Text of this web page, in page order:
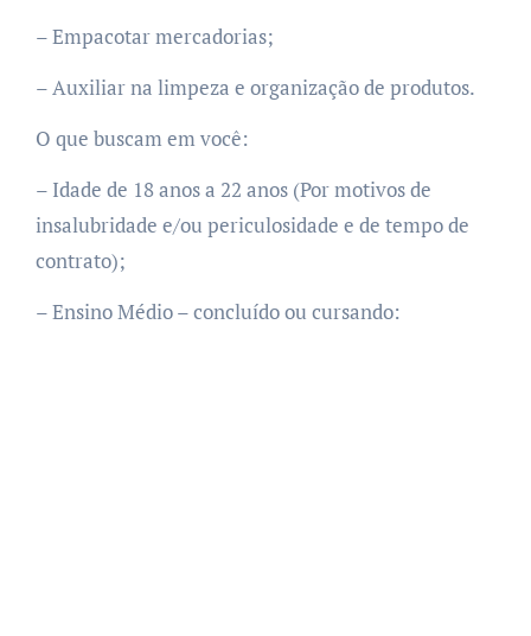
– Empacotar mercadorias;
– Auxiliar na limpeza e organização de produtos.
O que buscam em você:
– Idade de 18 anos a 22 anos (Por motivos de
insalubridade e/ou periculosidade e de tempo de
contrato);
– Ensino Médio – concluído ou cursando: